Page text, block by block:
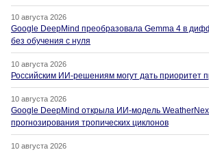
10 августа 2026
Google DeepMind преобразовала Gemma 4 в
без обучения с нуля
10 августа 2026
Российским ИИ-решениям могут дать приоритет
10 августа 2026
Google DeepMind открыла ИИ-модель
прогнозирования тропических циклонов
10 августа 2026